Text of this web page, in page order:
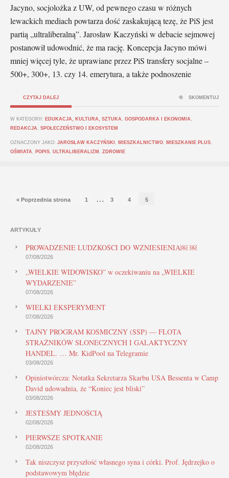
Jacyno, socjolożka z UW, od pewnego czasu w różnych
lewackich mediach powtarza dość zaskakującą tezę, że PiS jest
partią „ultraliberalną”. Jarosław Kaczyński w debacie sejmowej
postanowił udowodnić, że ma rację. Koncepcja Jacyno mówi
mniej więcej tyle, że uprawiane przez PiS transfery socjalne –
500+, 300+, 13. czy 14. emerytura, a także podnoszenie
CZYTAJ DALEJ
W KATEGORII: EDUKACJA, KULTURA, SZTUKA GOSPODARKA I EKONOMIA
REDAKCJA
SPOŁECZEŃSTWO I EKOSYSTEM
OZNACZONY JAKO: JAROSŁAW KACZYŃSKI MIESZKALNICTWO MIESZKANIE PLUS
OŚWIATA
POPIS ULTRALIBERALIZM ZDROWIE
SKOMENTUJ
« Poprzednia strona 1 … 3 4 5
ARTYKUŁY
PROWADZENIE LUDZKOŚCI DO WZNIESIENIA￼ ￼
07/08/2026
„WIELKIE WIDOWISKO” w oczekiwaniu na „WIELKIE
WYDARZENIE”
07/08/2026
WIELKI EKSPERYMENT
07/08/2026
TAJNY PROGRAM KOSMICZNY (SSP) — FLOTA
STRAŻNIKÓW SŁONECZNYCH I GALAKTYCZNY
HANDEL. … Mr. KidPool na Telegramie
03/08/2026
Opiniotwórcza: Notatka Sekretarza Skarbu USA Bessenta w Camp
David udowadnia, że “Koniec jest bliski”
03/08/2026
JESTEŚMY JEDNOŚCIĄ
02/08/2026
PIERWSZE SPOTKANIE
02/08/2026
Tak niszczysz przyszłość własnego syna i córki. Prof. Jędrzejko o
podstawowym błędzie